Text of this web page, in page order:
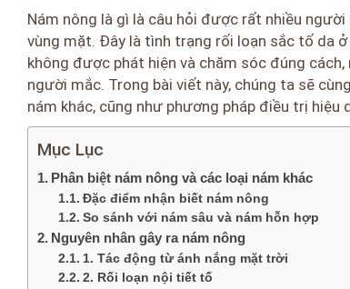
Nám nông là gì là câu hỏi được rất nhiều
vùng mặt. Đây là tình trạng rối loạn sắc tố da
không được phát hiện và chăm sóc đúng
người mắc. Trong bài viết này, chúng ta sẽ
nám khác, cũng như phương pháp điều trị hiệu
Mục Lục
Phân biệt nám nông và các loại nám khác
Đặc điểm nhận biết nám nông
So sánh với nám sâu và nám hỗn hợp
Nguyên nhân gây ra nám nông
1. Tác động từ ánh nắng mặt trời
2. Rối loạn nội tiết tố